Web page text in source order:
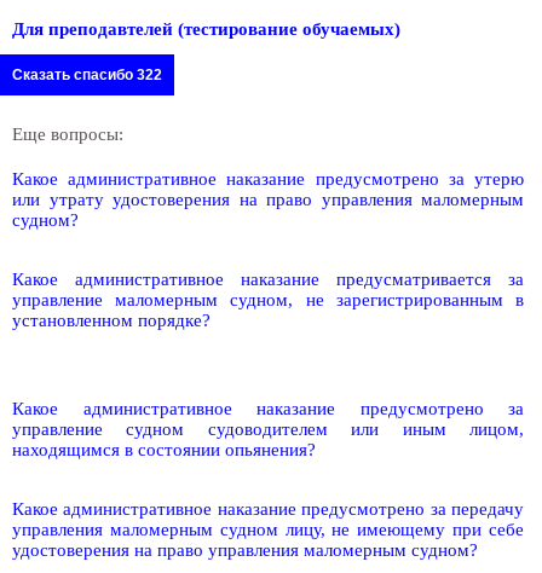
Для преподавтелей (тестирование обучаемых)
Сказать спасибо 322
Еще вопросы:
Какое административное наказание предусмотрено за утерю
или утрату удостоверения на право управления маломерным
судном?
Какое административное наказание предусматривается за
управление маломерным судном, не зарегистрированным в
установленном порядке?
Какое административное наказание предусмотрено за
управление судном судоводителем или иным лицом,
находящимся в состоянии опьянения?
Какое административное наказание предусмотрено за передачу
управления маломерным судном лицу, не имеющему при себе
удостоверения на право управления маломерным судном?